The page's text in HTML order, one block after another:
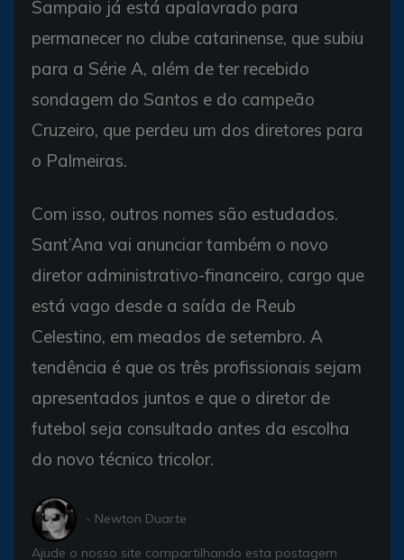
Sampaio já está apalavrado para
permanecer no clube catarinense, que subiu
para a Série A, além de ter recebido
sondagem do Santos e do campeão
Cruzeiro, que perdeu um dos diretores para
o Palmeiras.
Com isso, outros nomes são estudados.
Sant’Ana vai anunciar também o novo
diretor administrativo-financeiro, cargo que
está vago desde a saída de Reub
Celestino, em meados de setembro. A
tendência é que os três profissionais sejam
apresentados juntos e que o diretor de
futebol seja consultado antes da escolha
do novo técnico tricolor.
- Newton Duarte
Ajude o nosso site compartilhando esta postagem